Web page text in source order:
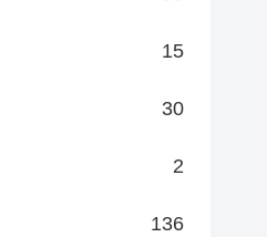
15
30
2
136